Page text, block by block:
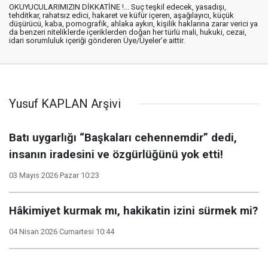
OKUYUCULARIMIZIN DİKKATİNE !... Suç teşkil edecek, yasadışı,
tehditkar, rahatsız edici, hakaret ve küfür içeren, aşağılayıcı, küçük
düşürücü, kaba, pornografik, ahlaka aykırı, kişilik haklarına zarar verici ya
da benzeri niteliklerde içeriklerden doğan her türlü mali, hukuki, cezai,
idari sorumluluk içeriği gönderen Üye/Üyeler’e aittir.
Yusuf KAPLAN Arşivi
Batı uygarlığı “Başkaları cehennemdir” dedi,
insanın iradesini ve özgürlüğünü yok etti!
03 Mayıs 2026 Pazar 10:23
Hâkimiyet kurmak mı, hakikatin izini sürmek mi?
04 Nisan 2026 Cumartesi 10:44